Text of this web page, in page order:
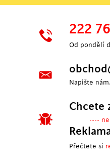
222
Od pondělí
Napište
Chcete
----
Přečtete si